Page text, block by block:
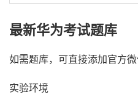
最新华为考试题库
如需题库，可直接添加官方微
实验环境